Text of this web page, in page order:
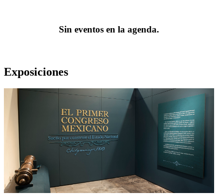
Sin eventos en la agenda.
Exposiciones